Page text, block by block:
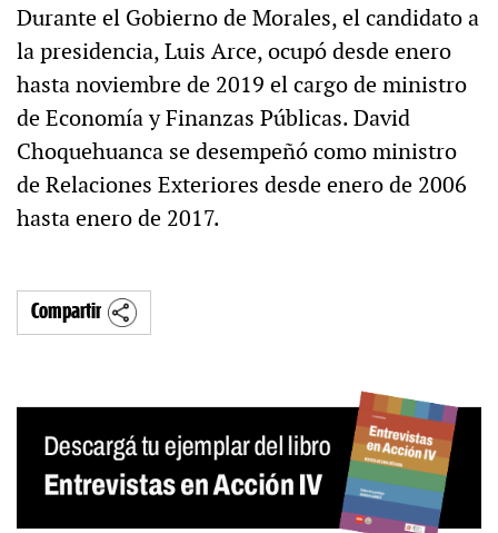
Durante el Gobierno de Morales, el candidato a
la presidencia, Luis Arce, ocupó desde enero
hasta noviembre de 2019 el cargo de ministro
de Economía y Finanzas Públicas. David
Choquehuanca se desempeñó como ministro
de Relaciones Exteriores desde enero de 2006
hasta enero de 2017.
Compartir